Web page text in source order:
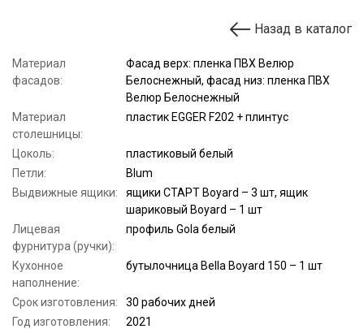
Назад в каталог
Материал
фасадов:
Фасад верх: пленка ПВХ Велюр
Белоснежный, фасад низ: пленка ПВХ
Велюр Белоснежный
Материал
столешницы:
пластик EGGER F202 + плинтус
Цоколь:
пластиковый белый
Петли:
Blum
Выдвижные ящики:
ящики СТАРТ Boyard – 3 шт, ящик
шариковый Boyard – 1 шт
Лицевая
фурнитура (ручки):
профиль Gola белый
Кухонное
наполнение:
бутылочница Bella Boyard 150 – 1 шт
Срок изготовления:
30 рабочих дней
Год изготовления:
2021